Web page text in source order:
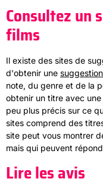
Consultez un
films
Il existe des sites de
d'obtenir une
note, du genre et de la
obtenir un titre avec
peu plus précis sur ce
sites comprend des
site peut vous montrer
mais qui peuvent
Lire les avis